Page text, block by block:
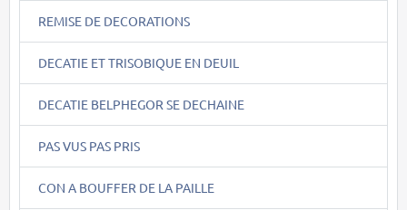
REMISE DE DECORATIONS
DECATIE ET TRISOBIQUE EN DEUIL
DECATIE BELPHEGOR SE DECHAINE
PAS VUS PAS PRIS
CON A BOUFFER DE LA PAILLE